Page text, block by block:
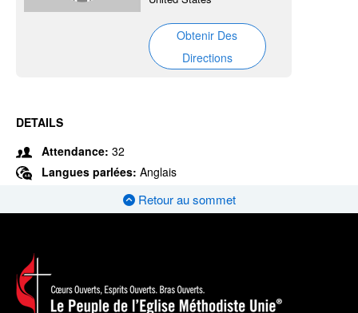
Obtenir Des
Directions
DETAILS
Attendance: 32
Langues parlées: Anglais
Retour au sommet